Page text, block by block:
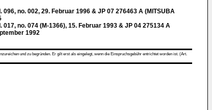
096, no. 002, 29. Februar 1996 & JP 07 276463 A (MITSUBA
017, no. 074 (M-1366), 15. Februar 1993 & JP 04 275134 A
1992
und zu begründen. Er gilt erst als eingelegt, wenn die Einspruchsgebühr entrichtet worden ist. (Art.